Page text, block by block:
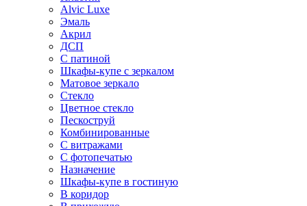
Alvic Luxe
Эмаль
Акрил
ДСП
С патиной
Шкафы-купе с зеркалом
Матовое зеркало
Стекло
Цветное стекло
Пескоструй
Комбинированные
С витражами
С фотопечатью
Назначение
Шкафы-купе в гостиную
В коридор